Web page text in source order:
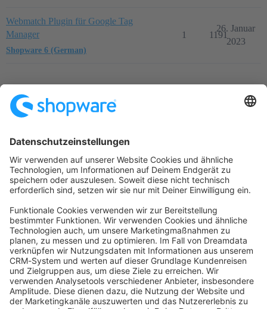
Webmatch Plugin für Google Tag
Manager
Shopware 6 (German)
1 1191
26. Januar
2023
Angetrieben vonDiscourse, beste Erfahrung mit aktiviertem
community@shopware.com